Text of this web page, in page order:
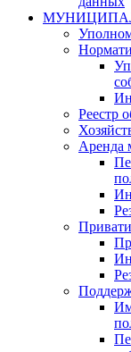
Реестр
Аренда